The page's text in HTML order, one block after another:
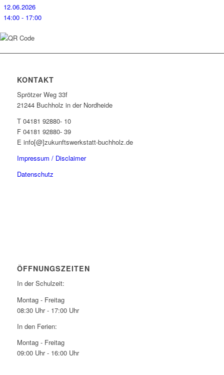
12.06.2026
14:00 - 17:00
KONTAKT
Sprötzer Weg 33f
21244 Buchholz in der Nordheide
T 04181 92880- 10
F 04181 92880- 39
E info[@]zukunftswerkstatt-buchholz.de
Impressum / Disclaimer
Datenschutz
ÖFFNUNGSZEITEN
In der Schulzeit:
Montag - Freitag
08:30 Uhr - 17:00 Uhr
In den Ferien:
Montag - Freitag
09:00 Uhr - 16:00 Uhr